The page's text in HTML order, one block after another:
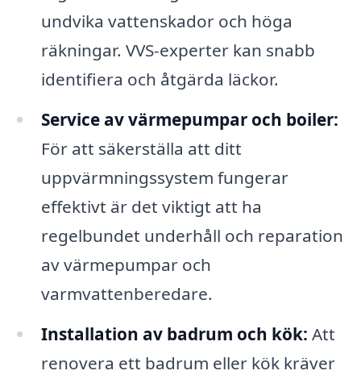
undvika vattenskador och höga
räkningar. VVS-experter kan snabb
identifiera och åtgärda läckor.
Service av värmepumpar och boiler:
För att säkerställa att ditt
uppvärmningssystem fungerar
effektivt är det viktigt att ha
regelbundet underhåll och reparation
av värmepumpar och
varmvattenberedare.
Installation av badrum och kök: Att
renovera ett badrum eller kök kräver